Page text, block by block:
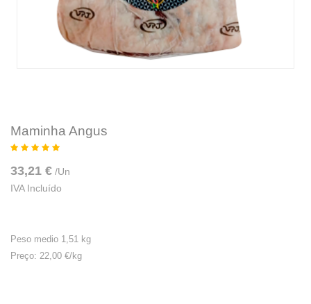
Maminha Angus
33,21 € /Un
IVA Incluído
Peso medio 1,51 kg
Preço: 22,00 €/kg